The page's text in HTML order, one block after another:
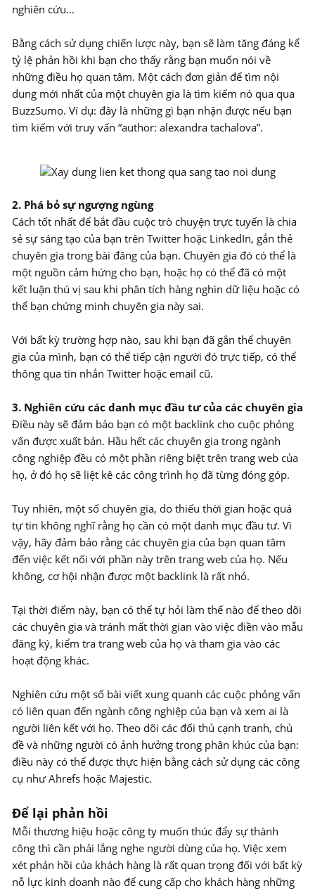
nghiên cứu...
Bằng cách sử dụng chiến lược này, bạn sẽ làm tăng đáng kể
tỷ lệ phản hồi khi bạn cho thấy rằng bạn muốn nói về
những điều họ quan tâm. Một cách đơn giản để tìm nội
dung mới nhất của một chuyên gia là tìm kiếm nó qua qua
BuzzSumo. Ví dụ: đây là những gì bạn nhận được nếu bạn
tìm kiếm với truy vấn “author: alexandra tachalova”.
2. Phá bỏ sự ngượng ngùng
Cách tốt nhất để bắt đầu cuộc trò chuyện trực tuyến là chia
sẻ sự sáng tạo của bạn trên Twitter hoặc LinkedIn, gắn thẻ
chuyên gia trong bài đăng của bạn. Chuyên gia đó có thể là
một nguồn cảm hứng cho bạn, hoặc họ có thể đã có một
kết luận thú vị sau khi phân tích hàng nghìn dữ liệu hoặc có
thể bạn chứng minh chuyên gia này sai.
Với bất kỳ trường hợp nào, sau khi bạn đã gắn thể chuyên
gia của mình, bạn có thể tiếp cận người đó trực tiếp, có thể
thông qua tin nhắn Twitter hoặc email cũ.
3. Nghiên cứu các danh mục đầu tư của các chuyên gia
Điều này sẽ đảm bảo bạn có một backlink cho cuộc phỏng
vấn được xuất bản. Hầu hết các chuyên gia trong ngành
công nghiệp đều có một phần riêng biệt trên trang web của
họ, ở đó họ sẽ liệt kê các công trình họ đã từng đóng góp.
Tuy nhiên, một số chuyên gia, do thiếu thời gian hoặc quá
tự tin không nghĩ rằng họ cần có một danh mục đầu tư. Vì
vậy, hãy đảm bảo rằng các chuyên gia của bạn quan tâm
đến việc kết nối với phần này trên trang web của họ. Nếu
không, cơ hội nhận được một backlink là rất nhỏ.
Tại thời điểm này, bạn có thể tự hỏi làm thế nào để theo dõi
các chuyên gia và tránh mất thời gian vào việc điền vào mẫu
đăng ký, kiểm tra trang web của họ và tham gia vào các
hoạt động khác.
Nghiên cứu một số bài viết xung quanh các cuộc phỏng vấn
có liên quan đến ngành công nghiệp của bạn và xem ai là
người liên kết với họ. Theo dõi các đối thủ cạnh tranh, chủ
đề và những người có ảnh hưởng trong phân khúc của bạn:
điều này có thể được thực hiện bằng cách sử dụng các công
cụ như Ahrefs hoặc Majestic.
Để lại phản hồi
Mỗi thương hiệu hoặc công ty muốn thúc đẩy sự thành
công thì cần phải lắng nghe người dùng của họ. Việc xem
xét phản hồi của khách hàng là rất quan trọng đối với bất kỳ
nỗ lực kinh doanh nào để cung cấp cho khách hàng những